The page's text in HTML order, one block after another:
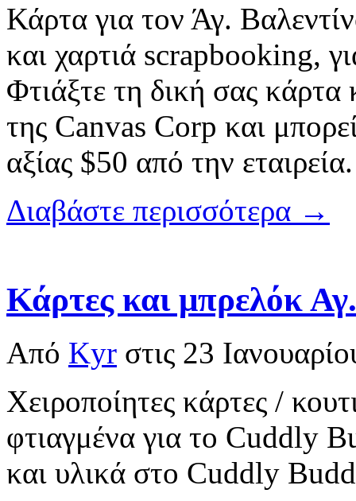
Κάρτα για τον Άγ.
και χαρτιά scrapbooking,
Φτιάξτε τη δική σας
της Canvas Corp και
αξίας $50 από την
Διαβάστε περισσότερα →
Κάρτες και μπρελόκ
Από Kyr στις 23
Χειροποίητες κάρτες /
φτιαγμένα για το Cuddly
και υλικά στο Cuddly